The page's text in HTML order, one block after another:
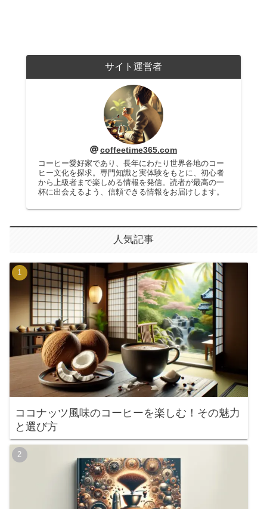
サイト運営者
coffeetime365.com
コーヒー愛好家であり、長年にわたり世界各地のコー
ヒー文化を探求。専門知識と実体験をもとに、初心者
から上級者まで楽しめる情報を発信。読者が最高の一
杯に出会えるよう、信頼できる情報をお届けします。
人気記事
ココナッツ風味のコーヒーを楽しむ！その魅力
と選び方